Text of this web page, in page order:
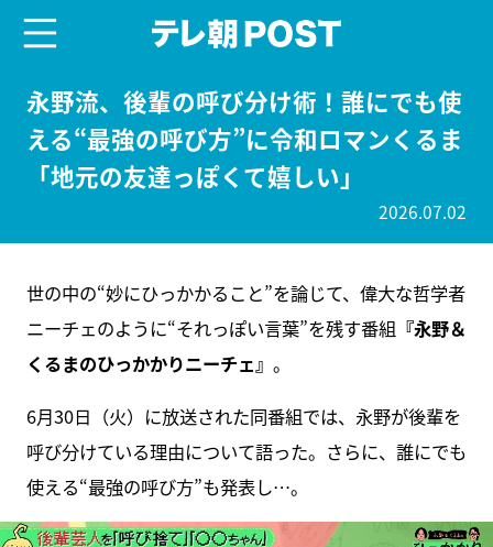
永野流、後輩の呼び分け術！誰にでも使
える“最強の呼び方”に令和ロマンくるま
「地元の友達っぽくて嬉しい」
2026.07.02
世の中の“妙にひっかかること”を論じて、偉大な哲学者
ニーチェのように“それっぽい言葉”を残す番組 『永野＆
くるまのひっかかりニーチェ』 。
6月30日（火）に放送された同番組では、永野が後輩を
呼び分けている理由について語った。さらに、誰にでも
使える“最強の呼び方”も発表し…。